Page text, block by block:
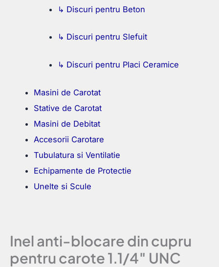
↳ Discuri pentru Beton
↳ Discuri pentru Slefuit
↳ Discuri pentru Placi Ceramice
Masini de Carotat
Stative de Carotat
Masini de Debitat
Accesorii Carotare
Tubulatura si Ventilatie
Echipamente de Protectie
Unelte si Scule
Inel anti-blocare din cupru
pentru carote 1.1/4″ UNC